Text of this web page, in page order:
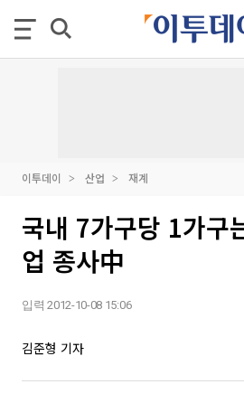
이투데이 산업 재계
국내 7가구당 1가구
업 종사中
입력 2012-10-08 15:06
김준형 기자